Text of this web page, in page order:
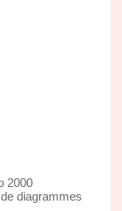
2000
diagrammes